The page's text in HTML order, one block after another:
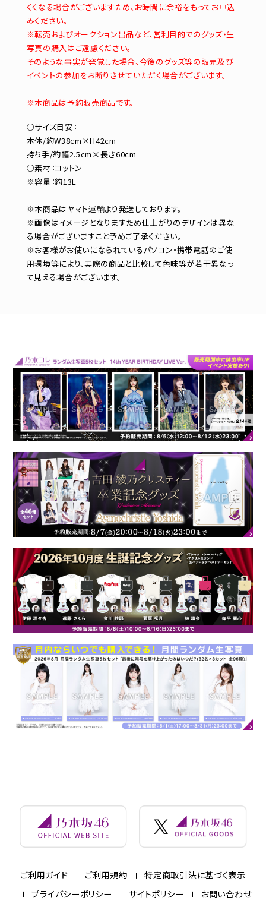
くくなる場合がございますため、お時間に余裕をもってお申込
みください。
※転売およびオークション出品など、営利目的でのグッズ・生
写真の購入はご遠慮ください。
そのような事実が発覚した場合、今後のグッズ等の販売及び
イベントの参加をお断りさせていただく場合がございます。
-----------------------------------
※本商品は予約販売商品です。
○サイズ目安：
本体/約W38cm×H42cm
持ち手/約幅2.5cm×長さ60cm
○素材：コットン
※容量：約13L
※本商品はヤマト運輸より発送しております。
※画像はイメージとなりますため仕上がりのデザインは異な
る場合がございますこと予めご了承ください。
※お客様がお使いになられているパソコン・携帯電話のご使
用環境等により、実際の商品と比較して色味等が若干異なっ
て見える場合がございます。
ご利用ガイド ご利用規約
特定商取引法に基づく表示
プライバシーポリシー
サイトポリシー お問い合わせ